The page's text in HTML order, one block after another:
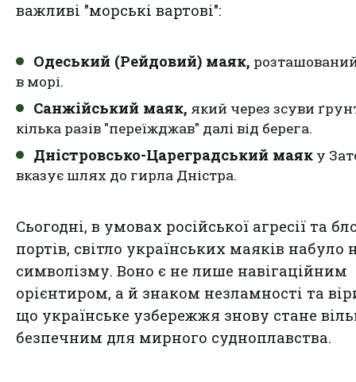
важливі "морські вартові":
Одеський (Рейдовий) маяк,
в морі.
Санжійський маяк, який через зсуви
кілька разів "переїжджав" далі від берега.
Дністровсько-Цареградський маяк у
вказує шлях до гирла Дністра.
Сьогодні, в умовах російської агресії та
портів, світло українських маяків набуло
символізму. Воно є не лише навігаційним
орієнтиром, а й знаком незламності та
що українське узбережжя знову стане
безпечним для мирного судноплавства.